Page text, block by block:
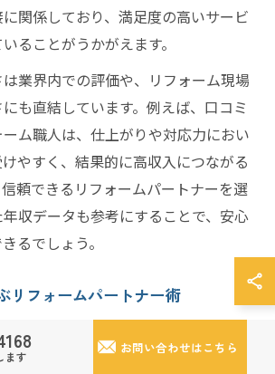
関係しており、満足度の高いサービ
ることがうかがえます。
業界内での評価や、リフォーム現場
も直結しています。例えば、口コミ
ム職人は、仕上がりや対応力におい
やすく、結果的に高収入につながる
頼できるリフォームパートナーを選
収データも参考にすることで、安心
るでしょう。
リフォームパートナー術
り信頼性の高い業者を見極めることが
ます
お問い合わせはこちら